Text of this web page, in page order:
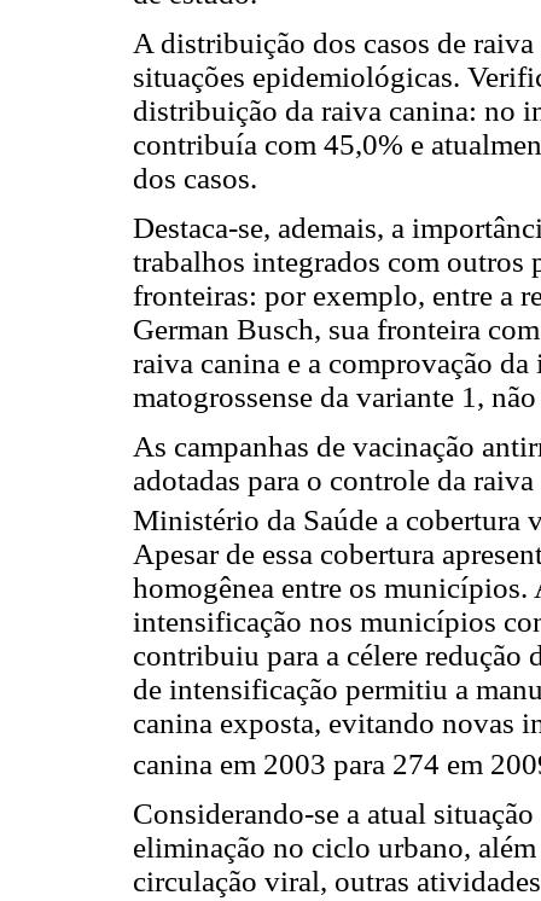
A distribuição dos casos de
situações epidemiológicas.
distribuição da raiva canina: no
contribuía com 45,0% e
dos casos.
Destaca-se, ademais, a
trabalhos integrados com outros
fronteiras: por exemplo, entre a
German Busch, sua fronteira
raiva canina e a comprovação
matogrossense da variante 1,
As campanhas de vacinação
adotadas para o controle da
Ministério da Saúde a cobertura
Apesar de essa cobertura
homogênea entre os municípios.
intensificação nos municípios
contribuiu para a célere redução
de intensificação permitiu a
canina exposta, evitando novas
canina em 2003 para 274 em
Considerando-se a atual
eliminação no ciclo urbano,
circulação viral, outras